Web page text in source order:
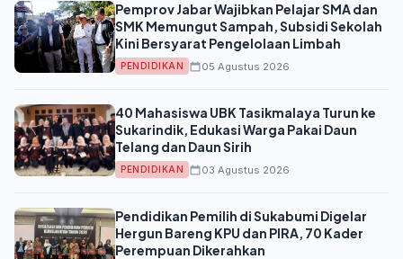
Pemprov Jabar Wajibkan Pelajar SMA dan
SMK Memungut Sampah, Subsidi Sekolah
Kini Bersyarat Pengelolaan Limbah
PENDIDIKAN 05 Agustus 2026
40 Mahasiswa UBK Tasikmalaya Turun ke
Sukarindik, Edukasi Warga Pakai Daun
Telang dan Daun Sirih
PENDIDIKAN 03 Agustus 2026
Pendidikan Pemilih di Sukabumi Digelar
Hergun Bareng KPU dan PIRA, 70 Kader
Perempuan Dikerahkan